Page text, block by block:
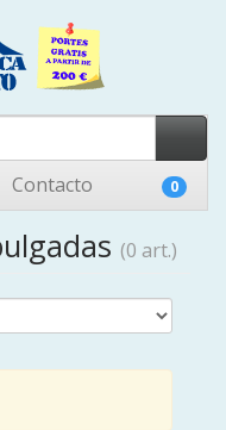
Contacto 0
(0 art.)